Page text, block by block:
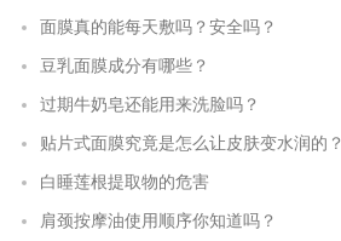
面膜真的能每天敷吗？安全吗？
豆乳面膜成分有哪些？
过期牛奶皂还能用来洗脸吗？
贴片式面膜究竟是怎么让皮肤变水润的？
白睡莲根提取物的危害
肩颈按摩油使用顺序你知道吗？